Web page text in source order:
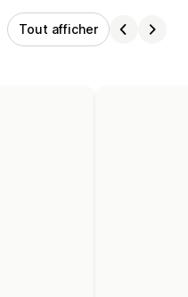
Tout afficher